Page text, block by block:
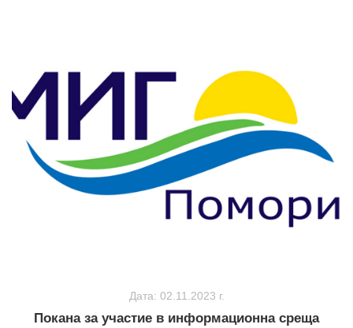
Дата: 02.11.2023 г.
Покана за участие в информационна среща